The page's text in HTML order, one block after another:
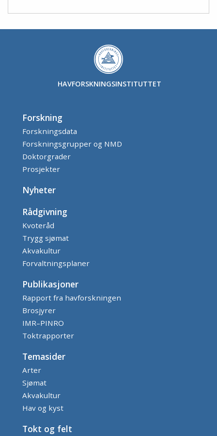
HAVFORSKNINGSINSTITUTTET
Forskning
Forskningsdata
Forskningsgrupper og NMD
Doktorgrader
Prosjekter
Nyheter
Rådgivning
Kvoteråd
Trygg sjømat
Akvakultur
Forvaltningsplaner
Publikasjoner
Rapport fra havforskningen
Brosjyrer
IMR–PINRO
Toktrapporter
Temasider
Arter
Sjømat
Akvakultur
Hav og kyst
Tokt og felt